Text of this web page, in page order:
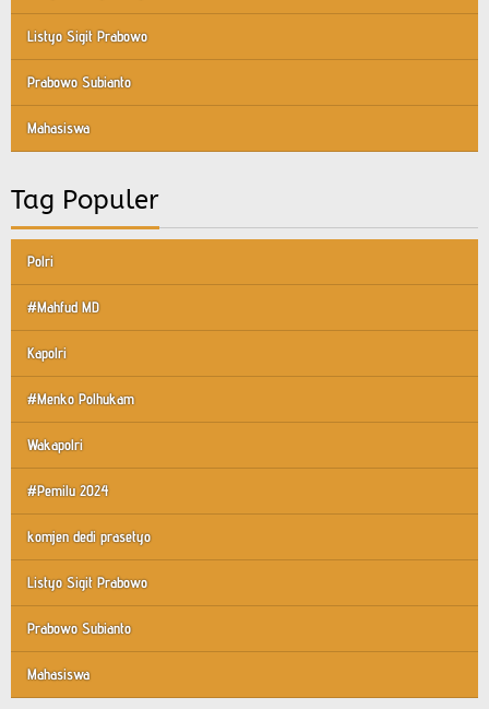
Listyo Sigit Prabowo
Prabowo Subianto
Mahasiswa
Tag Populer
Polri
#Mahfud MD
Kapolri
#Menko Polhukam
Wakapolri
#Pemilu 2024
komjen dedi prasetyo
Listyo Sigit Prabowo
Prabowo Subianto
Mahasiswa